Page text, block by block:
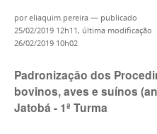
poreliaquim.pereira — publicado
25/02/2019 12h11, última modificação
26/02/2019 10h02
Padronização dos
bovinos, aves e suínos
Jatobá - 1ª Turma